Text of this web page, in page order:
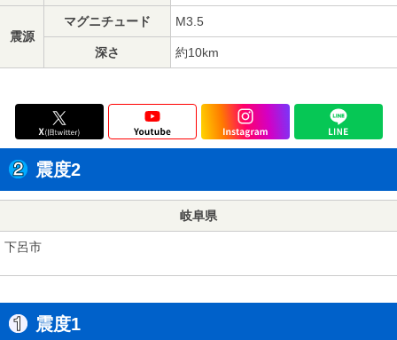
震源
マグニチュード M3.5
深さ 約10km
震度2
岐阜県
下呂市
震度1